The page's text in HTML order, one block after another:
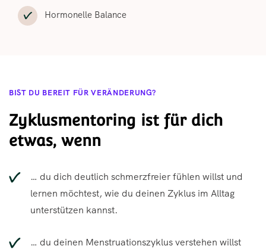
Hormonelle Balance
BIST DU BEREIT FÜR VERÄNDERUNG?
Zyklusmentoring ist für dich
etwas, wenn
… du dich deutlich schmerzfreier fühlen willst und
lernen möchtest, wie du deinen Zyklus im Alltag
unterstützen kannst.
… du deinen Menstruationszyklus verstehen willst